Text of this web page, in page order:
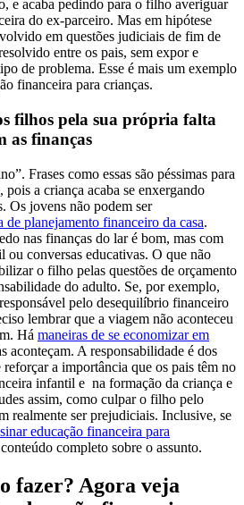
e acaba pedindo para o filho averiguar
do ex-parceiro. Mas em hipótese
em questões judiciais de fim de
entre os pais, sem expor e
de problema. Esse é mais um exemplo
financeira para crianças.
filhos pela sua própria falta
as finanças
Frases como essas são péssimas para
a criança acaba se enxergando
Os jovens não podem ser
de planejamento financeiro da casa.
nas finanças do lar é bom, mas com
ou conversas educativas. O que não
o filho pelas questões de orçamento
do adulto. Se, por exemplo,
pelo desequilíbrio financeiro
lembrar que a viagem não aconteceu
Há maneiras de se economizar em
aconteçam. A responsabilidade é dos
reforçar a importância que os pais têm no
infantil e na formação da criança e
assim, como culpar o filho pelo
realmente ser prejudiciais. Inclusive, se
educação financeira para
completo sobre o assunto.
fazer? Agora veja